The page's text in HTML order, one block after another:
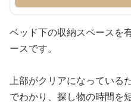
ベッド下の収納スペースを
ースです。
上部がクリアになっている
でわかり、探し物の時間を